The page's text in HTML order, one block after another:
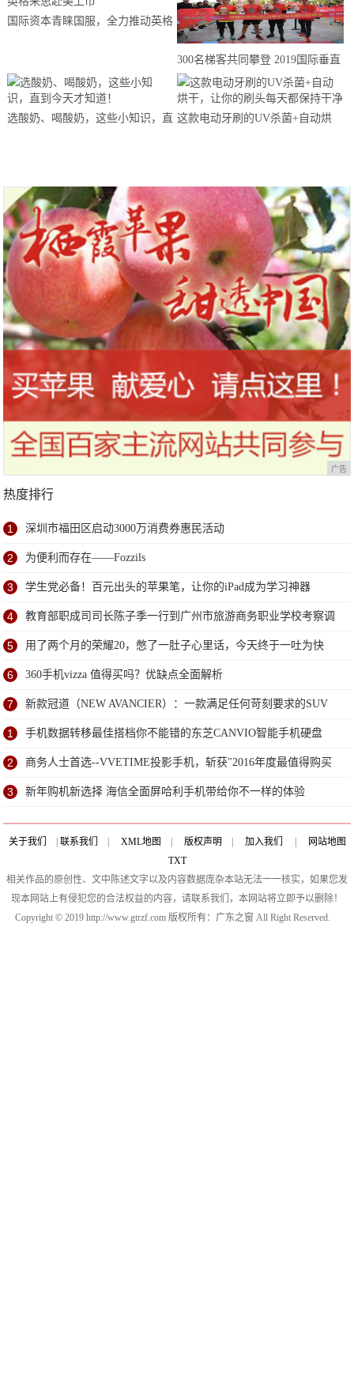
国际资本青睐国服，全力推动英格
300名梯客共同攀登 2019国际垂直
马拉松超级精英赛顺德海骏达中心
站欢乐开跑
选酸奶、喝酸奶，这些小知识，直 这款电动牙刷的UV杀菌+自动烘
广告
热度排行
1 深圳市福田区启动3000万消费券惠民活动
2 为便利而存在——Fozzils
3 学生党必备！百元出头的苹果笔，让你的iPad成为学习神器
4 教育部职成司司长陈子季一行到广州市旅游商务职业学校考察调
研
5 用了两个月的荣耀20，憋了一肚子心里话，今天终于一吐为快
6 360手机vizza 值得买吗？优缺点全面解析
7 新款冠道（NEW AVANCIER）：一款满足任何苛刻要求的SUV
1 手机数据转移最佳搭档你不能错的东芝CANVIO智能手机硬盘
2 商务人士首选--VVETIME投影手机，斩获"2016年度最值得购买
的多功能手机"大奖
3 新年购机新选择 海信全面屏哈利手机带给你不一样的体验
关于我们 联系我们 XML地图 版权声明 加入我们
网站地图
TXT
相关作品的原创性、文中陈述文字以及内容数据庞杂本站无法一一核实，如果您发
现本网站上有侵犯您的合法权益的内容，请联系我们，本网站将立即予以删除！
Copyright © 2019 http://www.gtrzf.com 版权所有：广东之窗 All Right Reserved.